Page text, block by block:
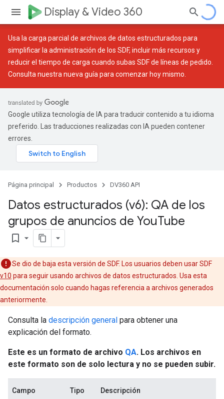
Display & Video 360
Usa la carga parcial de archivos de datos estructurados para
simplificar la administración de los SDF, incluir más recursos y
reducir el tiempo de carga cuando subas SDF de líneas de pedido.
Consulta nuestra nueva guía para comenzar hoy mismo.
Google utiliza tecnología de IA para traducir contenido a tu idioma
preferido. Las traducciones realizadas con IA pueden contener
errores.
Página principal Productos DV360 API
Datos estructurados (v6): QA de los
grupos de anuncios de YouTube
bookmark_border
Se dio de baja esta versión de SDF. Los usuarios deben usar SDF
v10 para seguir usando archivos de datos estructurados. Usa esta
documentación solo cuando hagas referencia a archivos generados
anteriormente.
Consulta la descripción general para obtener una
explicación del formato.
Este es un formato de archivo QA. Los archivos en
este formato son de solo lectura y no se pueden subir.
Campo Tipo Descripción